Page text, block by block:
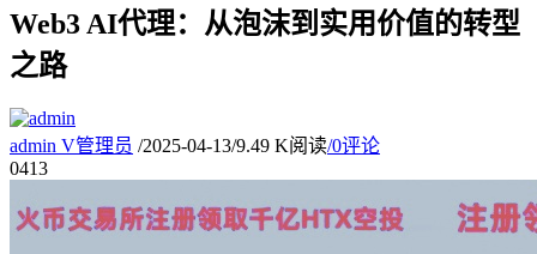
Web3 AI代理：从泡沫到实用价值的转型
之路
admin V管理员 /2025-04-13/9.49 K阅读/0评论
0413